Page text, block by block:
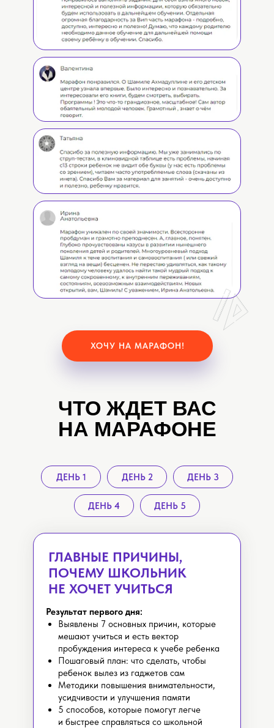
ХОЧУ НА МАРАФОН!
ЧТО ЖДЕТ ВАС
НА МАРАФОНЕ
ДЕНЬ 1 ДЕНЬ 2 ДЕНЬ 3
ДЕНЬ 4 ДЕНЬ 5
ГЛАВНЫЕ ПРИЧИНЫ,
ПОЧЕМУ ШКОЛЬНИК
НЕ ХОЧЕТ УЧИТЬСЯ
Результат первого дня:
Выявлены 7 основных причин, которые
мешают учиться и есть вектор
пробуждения интереса к учебе ребенка
Пошаговый план: что сделать, чтобы
ребенок вылез из гаджетов сам
Методики повышения внимательности,
усидчивости и улучшения памяти
5 способов, которые помогут легче
и быстрее справляться со школьной